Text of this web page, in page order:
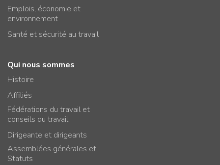
Emplois, économie et
environnement
Santé et sécurité au travail
Qui nous sommes
Histoire
Affiliés
Fédérations du travail et
conseils du travail
Dirigeante et dirigeants
Assemblées générales et
Statuts